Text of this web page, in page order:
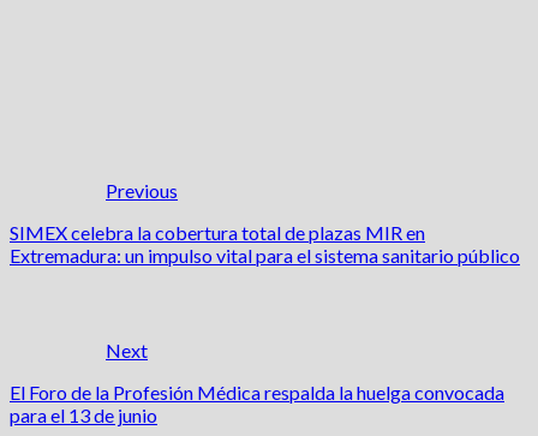
Previous
SIMEX celebra la cobertura total de plazas MIR en
Extremadura: un impulso vital para el sistema sanitario público
Next
El Foro de la Profesión Médica respalda la huelga convocada
para el 13 de junio